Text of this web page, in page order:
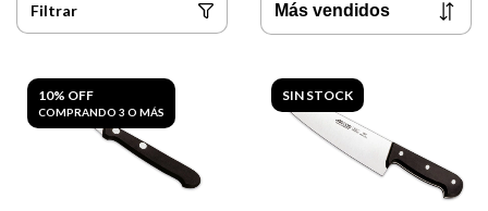
Filtrar
10% OFF
COMPRANDO 3 O MÁS
SIN STOCK